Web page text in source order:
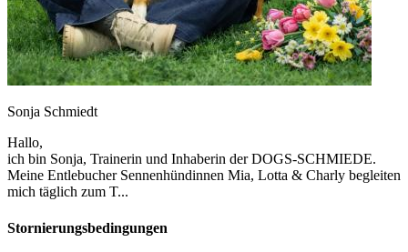
Sonja Schmiedt
Hallo,
ich bin Sonja, Trainerin und Inhaberin der DOGS-SCHMIEDE.
Meine Entlebucher Sennenhündinnen Mia, Lotta & Charly begleiten
mich täglich zum T...
Stornierungsbedingungen